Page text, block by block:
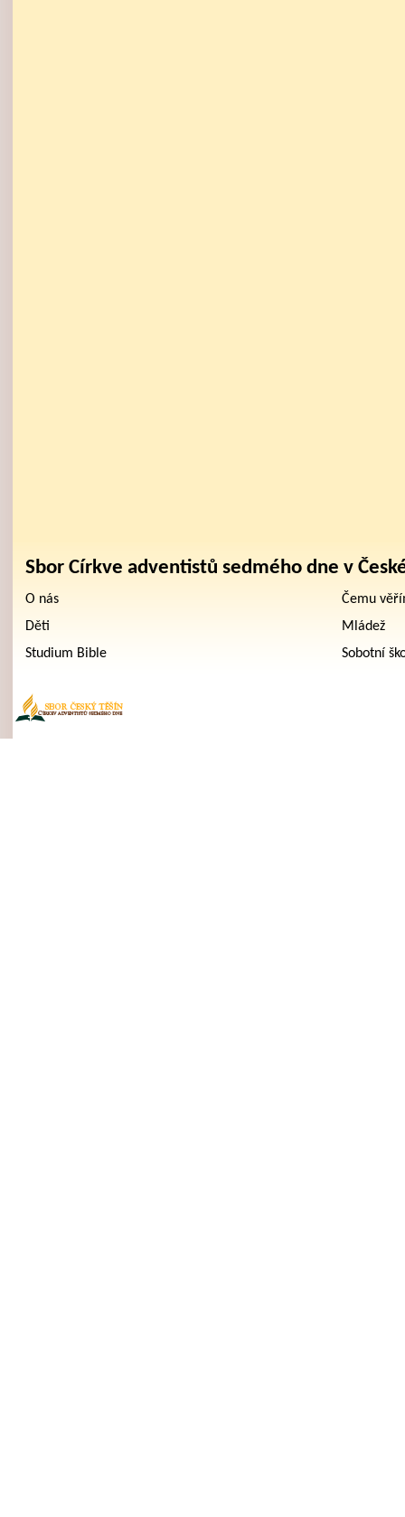
Sbor Církve adventistů sedmého dne v
O nás
Čemu
Děti
Mládež
Studium Bible
Sobotní